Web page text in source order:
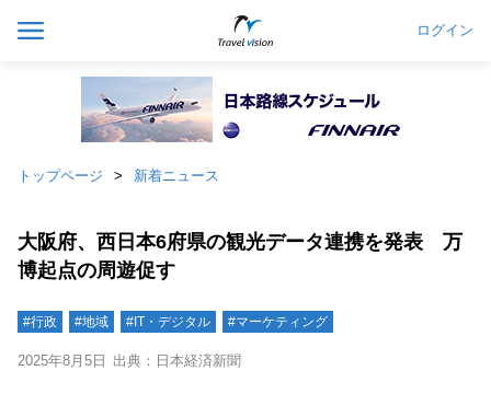
ログイン
トップページ 新着ニュース
大阪府、西日本6府県の観光データ連携を発表 万
博起点の周遊促す
#行政 #地域 #IT・デジタル #マーケティング
2025年8月5日 出典：日本経済新聞